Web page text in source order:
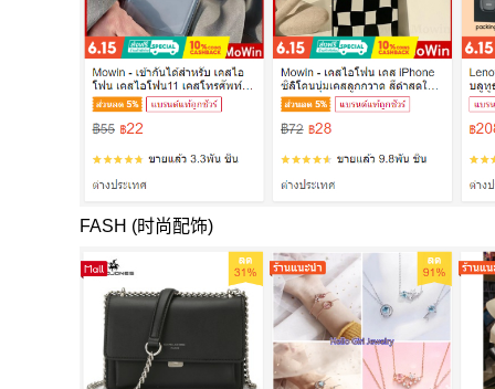
FASH (时尚配饰)